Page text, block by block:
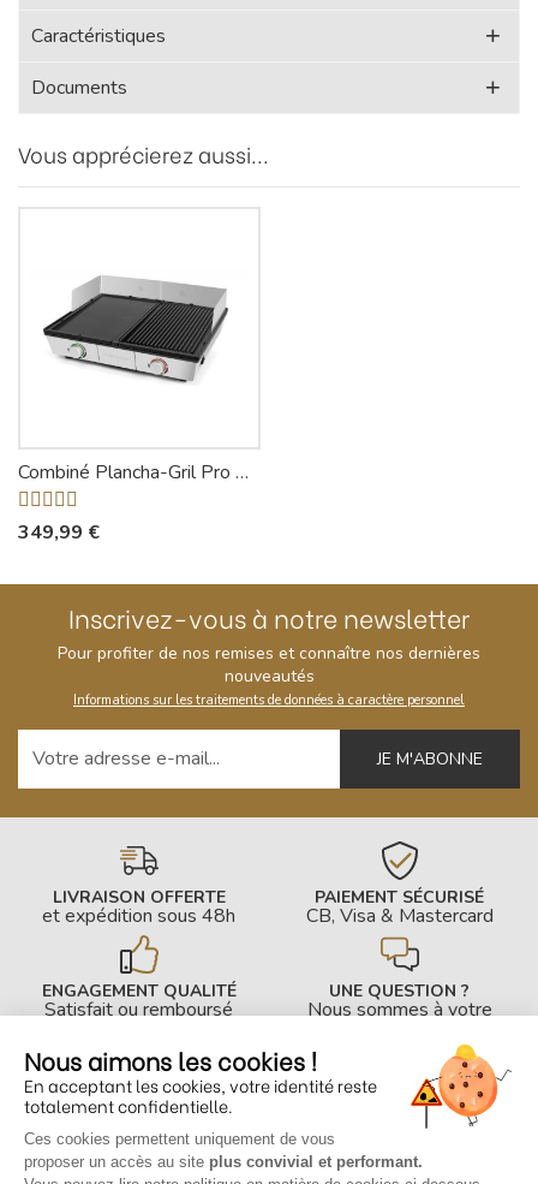
Caractéristiques
Documents
Vous apprécierez aussi...
Combiné Plancha-Gril Pro QPL800 - Riviera-et-Bar
349,99 €
Inscrivez-vous à notre newsletter
Pour profiter de nos remises et connaître nos dernières
nouveautés
Informations sur les traitements de données à caractère personnel
LIVRAISON OFFERTE
et expédition sous 48h
PAIEMENT SÉCURISÉ
CB, Visa & Mastercard
ENGAGEMENT QUALITÉ
Satisfait ou remboursé
UNE QUESTION ?
Nous sommes à votre
INFOS PRATIQUES
CONTACTEZ-NOUS
Nous aimons les cookies !
En acceptant les cookies, votre identité reste
totalement confidentielle.
Ces cookies permettent uniquement de vous
proposer un accès au site plus convivial et performant.